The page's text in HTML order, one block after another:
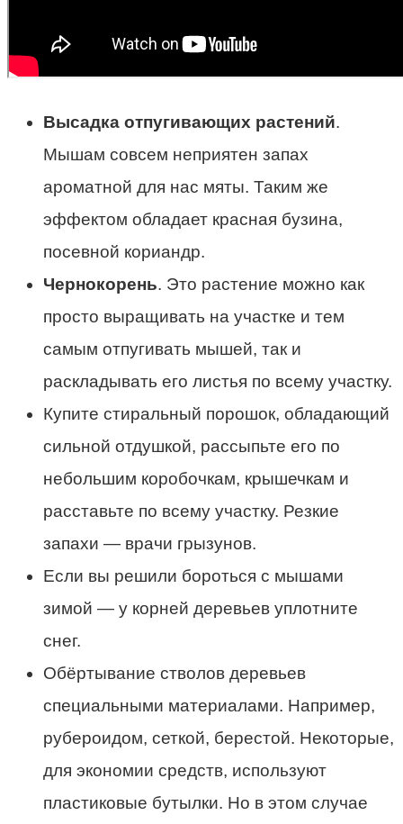
Высадка отпугивающих растений.
Мышам совсем неприятен запах
ароматной для нас мяты. Таким же
эффектом обладает красная бузина,
посевной кориандр.
Чернокорень. Это растение можно как
просто выращивать на участке и тем
самым отпугивать мышей, так и
раскладывать его листья по всему участку.
Купите стиральный порошок, обладающий
сильной отдушкой, рассыпьте его по
небольшим коробочкам, крышечкам и
расставьте по всему участку. Резкие
запахи — врачи грызунов.
Если вы решили бороться с мышами
зимой — у корней деревьев уплотните
снег.
Обёртывание стволов деревьев
специальными материалами. Например,
рубероидом, сеткой, берестой. Некоторые,
для экономии средств, используют
пластиковые бутылки. Но в этом случае